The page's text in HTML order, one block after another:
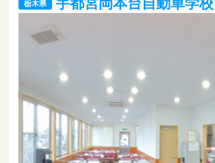
栃木県